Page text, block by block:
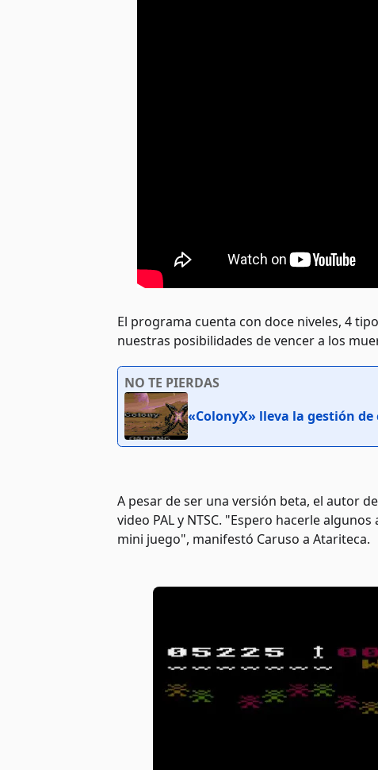
El programa cuenta con doce niveles, 4
nuestras posibilidades de vencer a los
NO TE PIERDAS
«ColonyX» lleva la gestión
A pesar de ser una versión beta, el autor
video PAL y NTSC. "Espero hacerle
mini juego", manifestó Caruso a Atariteca.